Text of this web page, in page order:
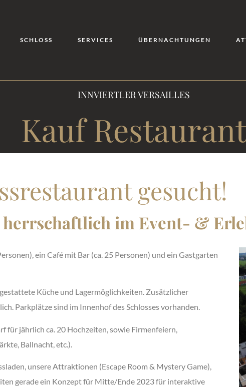
SCHLOSS SERVICES ÜBERNACHTUNGEN
INNVIERTLER VERSAILLES
Kauf Restaurant
gesucht!
herrschaftlich im Event- &
ein Café mit Bar (ca. 25 Personen) und ein Gastgarten
Küche und Lagermöglichkeiten. Zusätzlicher
Parkplätze sind im Innenhof des Schlosses vorhanden.
jährlich ca. 20 Hochzeiten, sowie Firmenfeiern,
Ballnacht, etc.).
unsere Attraktionen (Escape Room & Mystery Game),
gerade ein Konzept für Mitte/Ende 2023 für interaktive